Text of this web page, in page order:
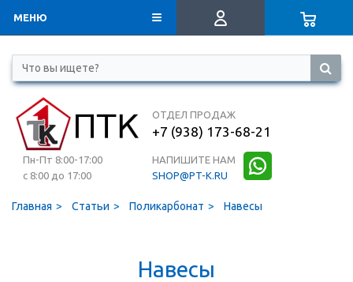
ОТДЕЛ ПРОДАЖ
+7 (938) 173-68-21
Пн-Пт 8:00-17:00
с 8:00 до 17:00
НАПИШИТЕ НАМ
SHOP@PT-K.RU
МЕНЮ
Главная Статьи Поликарбонат Навесы
Навесы